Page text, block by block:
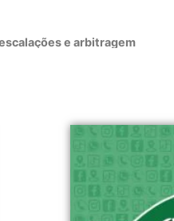
e arbitragem